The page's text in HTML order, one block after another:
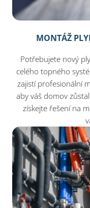
MONTÁŽ
Potřebujete nový
celého topného
zajistí profesionální
aby váš domov
získejte řešení na